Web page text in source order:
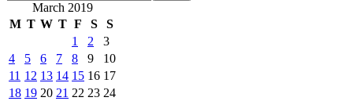
March 2019
M T W T F S
S
1
2
3
4
5 6 7 8 9
10
11 12 13 14 15 16 17
18 19 20 21 22 23 24